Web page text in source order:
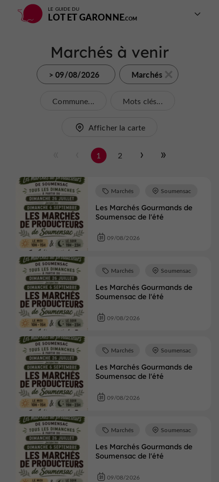
LE GUIDE DU
LOT ET GARONNE
Marchés à venir
> 09/08/2026 Marchés
Commune... Mots clés...
Afficher la carte
1 2
Les Marchés Gourmands de
Soumensac de l'été
Marchés Soumensac
09/08/2026
Les Marchés Gourmands de
Soumensac de l'été
Marchés Soumensac
09/08/2026
Les Marchés Gourmands de
Soumensac de l'été
Marchés Soumensac
09/08/2026
Les Marchés Gourmands de
Soumensac de l'été
Marchés Soumensac
09/08/2026